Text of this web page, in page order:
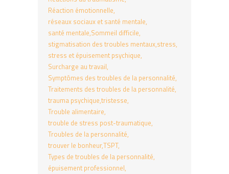
Réaction émotionnelle
réseaux sociaux et santé mentale
santé mentale Sommeil difficile
stigmatisation des troubles mentaux stress
stress et épuisement psychique
Surcharge au travail
Symptômes des troubles de la personnalité
Traitements des troubles de la personnalité
trauma psychique tristesse
Trouble alimentaire
trouble de stress post-traumatique
Troubles de la personnalité
trouver le bonheurTSPT
Types de troubles de la personnalité
épuisement professionnel